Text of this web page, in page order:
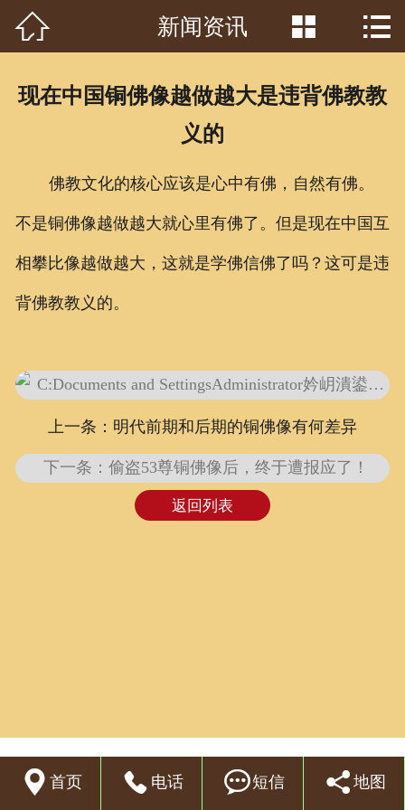
首页
常识问答
泥塑鉴赏
联系我们
 新闻资讯  
现在中国铜佛像越做越大是违背佛教教
义的
佛教文化的核心应该是心中有佛，自然有佛。
不是铜佛像越做越大就心里有佛了。但是现在中国互
相攀比像越做越大，这就是学佛信佛了吗？这可是违
背佛教教义的。
上一条：明代前期和后期的铜佛像有何差异
下一条：偷盗53尊铜佛像后，终于遭报应了！
返回列表
 首页  电话 短信  地图